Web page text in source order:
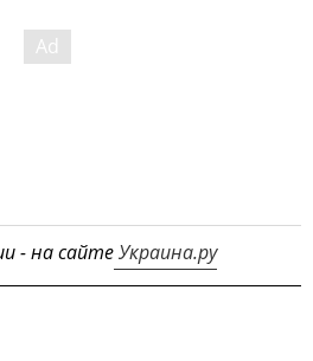
- на сайтеУкраина.ру